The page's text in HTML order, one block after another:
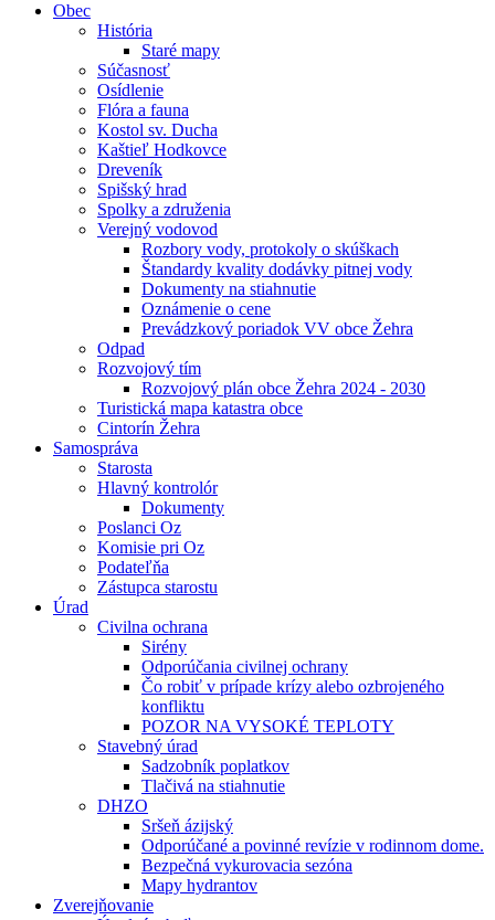
Obec
História
Staré mapy
Súčasnosť
Osídlenie
Flóra a fauna
Kostol sv. Ducha
Kaštieľ Hodkovce
Dreveník
Spišský hrad
Spolky a združenia
Verejný vodovod
Rozbory vody, protokoly o skúškach
Štandardy kvality dodávky pitnej vody
Dokumenty na stiahnutie
Oznámenie o cene
Prevádzkový poriadok VV obce Žehra
Odpad
Rozvojový tím
Rozvojový plán obce Žehra 2024 - 2030
Turistická mapa katastra obce
Cintorín Žehra
Samospráva
Starosta
Hlavný kontrolór
Dokumenty
Poslanci Oz
Komisie pri Oz
Podateľňa
Zástupca starostu
Úrad
Civilna ochrana
Sirény
Odporúčania civilnej ochrany
Čo robiť v prípade krízy alebo ozbrojeného
konfliktu
POZOR NA VYSOKÉ TEPLOTY
Stavebný úrad
Sadzobník poplatkov
Tlačivá na stiahnutie
DHZO
Sršeň ázijský
Odporúčané a povinné revízie v rodinnom dome.
Bezpečná vykurovacia sezóna
Mapy hydrantov
Zverejňovanie